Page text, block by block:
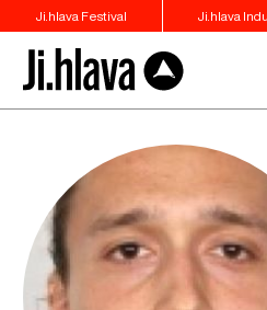
Ji.hlava Festival Ji.hlava